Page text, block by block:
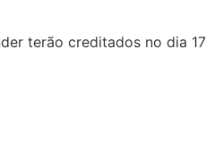
terão creditados no dia 17